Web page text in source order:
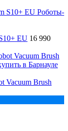
EU 16 990
Vacuum Brush